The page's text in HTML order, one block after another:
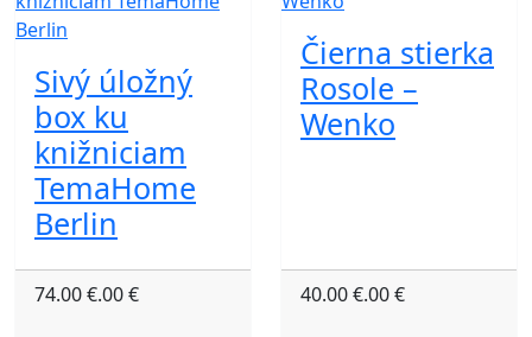
Sivý úložný
box ku
knižniciam
TemaHome
Berlin
74.00 €.00 €
Čierna stierka
Rosole –
Wenko
40.00 €.00 €